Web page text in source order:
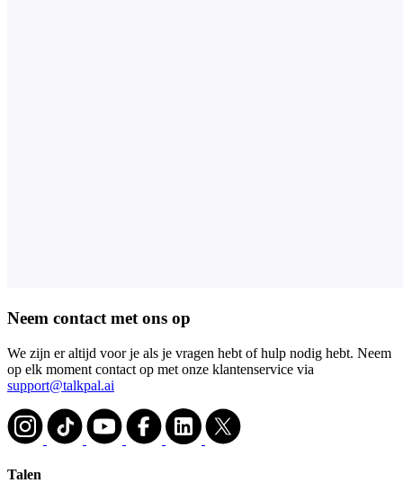
Neem contact met ons op
We zijn er altijd voor je als je vragen hebt of hulp nodig hebt. Neem
op elk moment contact op met onze klantenservice via
support@talkpal.ai
Talen